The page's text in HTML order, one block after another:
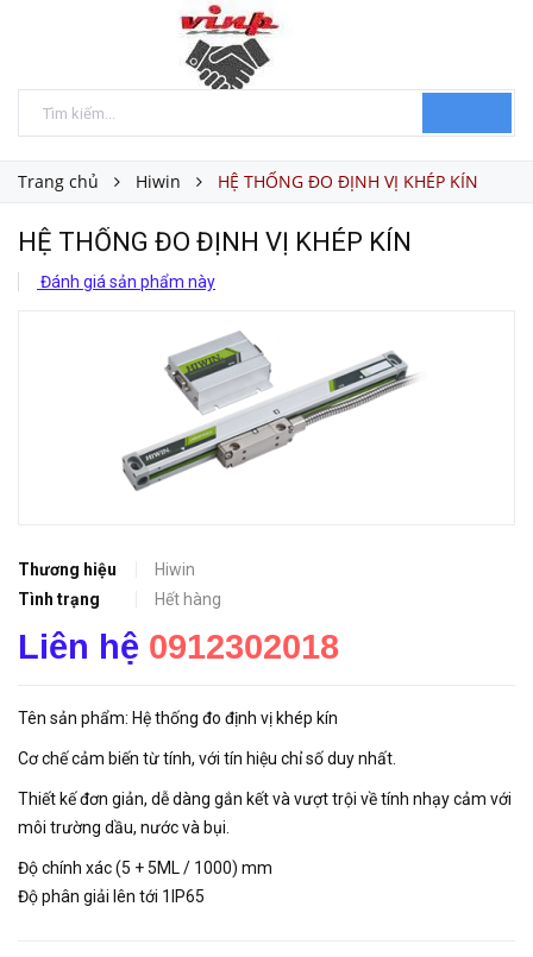
Trang chủ Hiwin HỆ THỐNG ĐO ĐỊNH VỊ KHÉP KÍN
HỆ THỐNG ĐO ĐỊNH VỊ KHÉP KÍN
Đánh giá sản phẩm này
Thương hiệu
Hiwin
Tình trạng
Hết hàng
Liên hệ 0912302018
Tên sản phẩm: Hệ thống đo định vị khép kín
Cơ chế cảm biến từ tính, với tín hiệu chỉ số duy nhất.
Thiết kế đơn giản, dễ dàng gắn kết và vượt trội về tính nhạy cảm với
môi trường dầu, nước và bụi.
Độ chính xác (5 + 5ML / 1000) mm
Độ phân giải lên tới 1IP65